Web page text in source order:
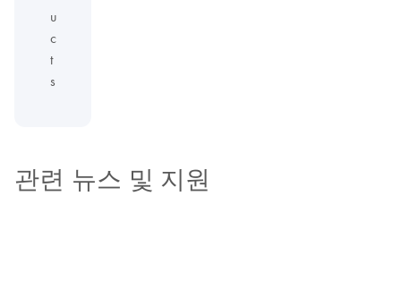
u
c
t
s
관련 뉴스 및 지원